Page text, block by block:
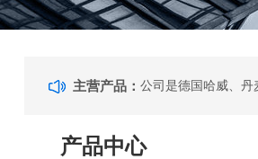
主营产品：
产品中心